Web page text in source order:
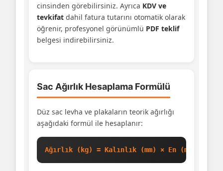
cinsinden görebilirsiniz. Ayrıca KDV ve
tevkifat dahil fatura tutarını otomatik olarak
öğrenir, profesyonel görünümlü PDF teklif
belgesi indirebilirsiniz.
Sac Ağırlık Hesaplama Formülü
Düz sac levha ve plakaların teorik ağırlığı
aşağıdaki formül ile hesaplanır:
Ağırlık (kg) = Kalınlık (mm) × En (mm) ×